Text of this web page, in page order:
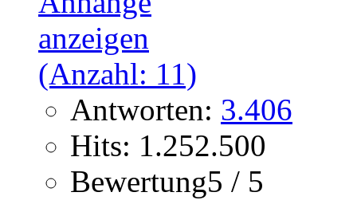
Antworten: 3.406
Hits: 1.252.500
Bewertung5 / 5